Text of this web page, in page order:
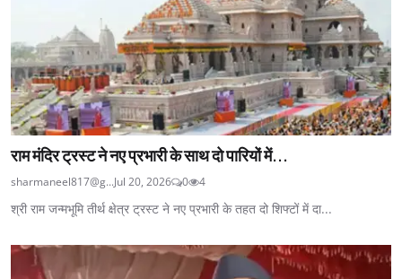
राम मंदिर ट्रस्ट ने नए प्रभारी के साथ दो पारियों में...
sharmaneel817@g...Jul 20, 2026 0 4
श्री राम जन्मभूमि तीर्थ क्षेत्र ट्रस्ट ने नए प्रभारी के तहत दो शिफ्टों में दा...